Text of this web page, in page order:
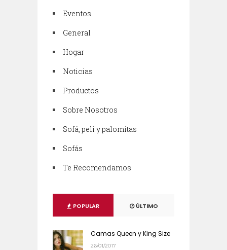
Eventos
General
Hogar
Noticias
Productos
Sobre Nosotros
Sofá, peli y palomitas
Sofás
Te Recomendamos
POPULAR ÚLTIMO
Camas Queen y King Size
26/01/2017